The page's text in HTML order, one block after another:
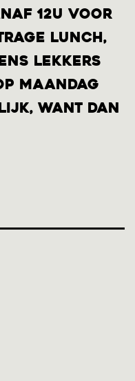
12u voor
lunch,
lekkers
maandag
want dan